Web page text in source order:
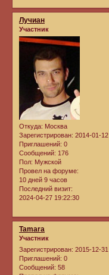
Лучиан
Участник
Откуда: Москва
Зарегистрирован: 2014-01-12
Приглашений: 0
Сообщений: 176
Пол: Мужской
Провел на форуме:
10 дней 9 часов
Последний визит:
2024-04-27 19:22:30
Tamara
Участник
Зарегистрирован: 2015-12-31
Приглашений: 0
Сообщений: 58